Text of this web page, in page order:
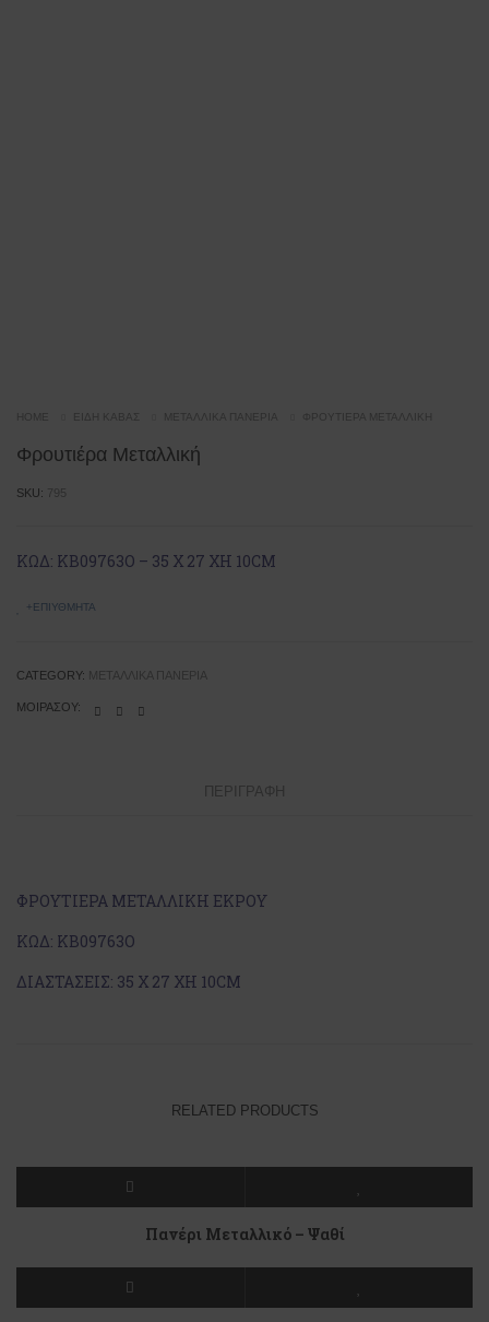
HOME ΕΊΔΗ ΚΆΒΑΣ ΜΕΤΑΛΛΙΚΆ ΠΑΝΈΡΙΑ ΦΡΟΥΤΙΈΡΑ ΜΕΤΑΛΛΙΚΉ
Φρουτιέρα Μεταλλική
SKU: 795
ΚΩΔ: ΚΒ09763Ο – 35 Χ 27 ΧΗ 10CM
+ΕΠΙΥΘΜΗΤΆ
CATEGORY: ΜΕΤΑΛΛΙΚΆ ΠΑΝΈΡΙΑ
ΜΟΙΡΆΣΟΥ:
ΠΕΡΙΓΡΑΦΉ
ΦΡΟΥΤΙΕΡΑ ΜΕΤΑΛΛΙΚΗ ΕΚΡΟΥ
ΚΩΔ: ΚΒ09763Ο
ΔΙΑΣΤΑΣΕΙΣ: 35 Χ 27 ΧΗ 10CM
RELATED PRODUCTS
Πανέρι Μεταλλικό – Ψαθί